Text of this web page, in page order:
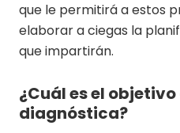
que le permitirá a estos
elaborar a ciegas la
que impartirán.
¿Cuál es el
diagnóstica?